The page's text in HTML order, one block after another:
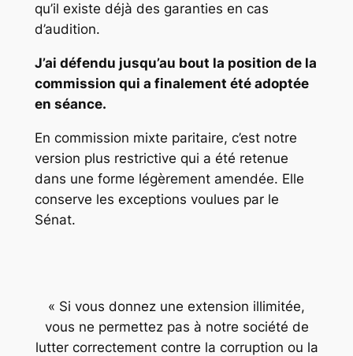
qu’il existe déjà des garanties en cas
d’audition.
J’ai défendu jusqu’au bout la position de la
commission qui a finalement été adoptée
en séance.
En commission mixte paritaire, c’est notre
version plus restrictive qui a été retenue
dans une forme légèrement amendée. Elle
conserve les exceptions voulues par le
Sénat.
« Si vous donnez une extension illimitée,
vous ne permettez pas à notre société de
lutter correctement contre la corruption ou la